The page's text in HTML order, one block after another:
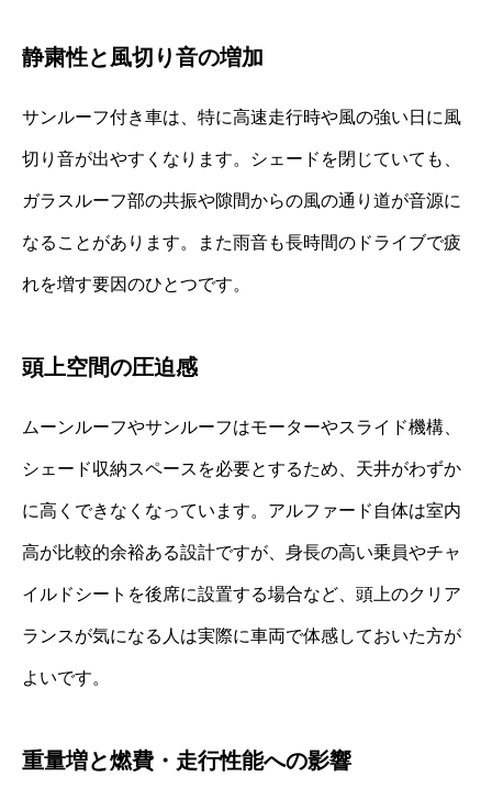
静粛性と風切り音の増加
サンルーフ付き車は、特に高速走行時や風の強い日に風
切り音が出やすくなります。シェードを閉じていても、
ガラスルーフ部の共振や隙間からの風の通り道が音源に
なることがあります。また雨音も長時間のドライブで疲
れを増す要因のひとつです。
頭上空間の圧迫感
ムーンルーフやサンルーフはモーターやスライド機構、
シェード収納スペースを必要とするため、天井がわずか
に高くできなくなっています。アルファード自体は室内
高が比較的余裕ある設計ですが、身長の高い乗員やチャ
イルドシートを後席に設置する場合など、頭上のクリア
ランスが気になる人は実際に車両で体感しておいた方が
よいです。
重量増と燃費・走行性能への影響